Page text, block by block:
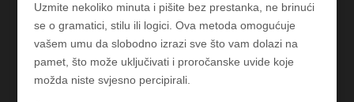
Uzmite nekoliko minuta i pišite bez prestanka, ne brinući
se o gramatici, stilu ili logici. Ova metoda omogućuje
vašem umu da slobodno izrazi sve što vam dolazi na
pamet, što može uključivati i proročanske uvide koje
možda niste svjesno percipirali.